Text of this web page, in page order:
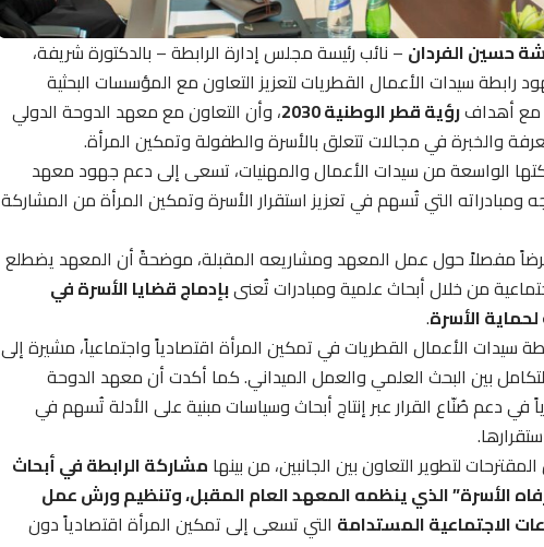
حسين الفردان – نائب رئيسة مجلس إدارة الرابطة – بالدكتورة شريفة،
سيدات الأعمال القطريات لتعزيز التعاون مع المؤسسات البحثية
مع أهدافرؤية قطر الوطنية 2030
، وأن التعاون مع معهد الدوحة الدولي
والخبرة في مجالات تتعلق بالأسرة والطفولة وتمكين المرأة.
الواسعة من سيدات الأعمال والمهنيات، تسعى إلى دعم جهود معهد
ومبادراته التي تُسهم في تعزيز استقرار الأسرة وتمكين المرأة من المشاركة
مفصلاً حول عمل المعهد ومشاريعه المقبلة، موضحةً أن المعهد يضطلع
من خلال أبحاث علمية ومبادرات تُعنىبإدماج قضايا الأسرة في
الأسرة.
سيدات الأعمال القطريات في تمكين المرأة اقتصادياً واجتماعياً، مشيرة إلى
بين البحث العلمي والعمل الميداني. كما أكدت أن معهد الدوحة
في دعم صُنّاع القرار عبر إنتاج أبحاث وسياسات مبنية على الأدلة تُسهم في
لتطوير التعاون بين الجانبين، من بينها مشاركة الرابطة في أبحاث
الأسرة” الذي ينظمه المعهد العام المقبل، وتنظيم ورش عمل
الاجتماعية المستدامة التي تسعى إلى تمكين المرأة اقتصادياً دون